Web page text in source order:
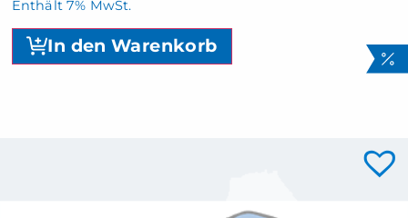
Enthält 7% MwSt.
In den Warenkorb